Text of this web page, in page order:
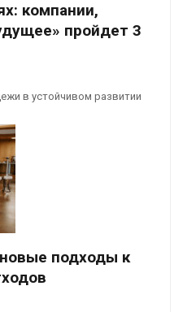
компании,
пройдет 3
в устойчивом развитии
подходы к